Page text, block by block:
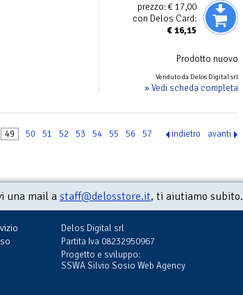
prezzo:€ 17,00
con Delos Card:
€16,15
Prodotto nuovo
Venduto da Delos Digital srl
» Vedi scheda completa
49 50 51 52 53 54 55 56 57 indietro avanti
una mail a staff@delosstore.it, ti aiutiamo subito.
Delos Digital srl
Partita Iva 08232950967
Progetto e sviluppo:
SSWA Silvio Sosio Web Agency